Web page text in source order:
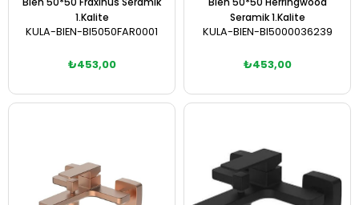
1.Kalite
KULA-BIEN-BI5050FAR0001
₺453,00
Seramik 1.Kalite
KULA-BIEN-BI5000036239
₺453,00